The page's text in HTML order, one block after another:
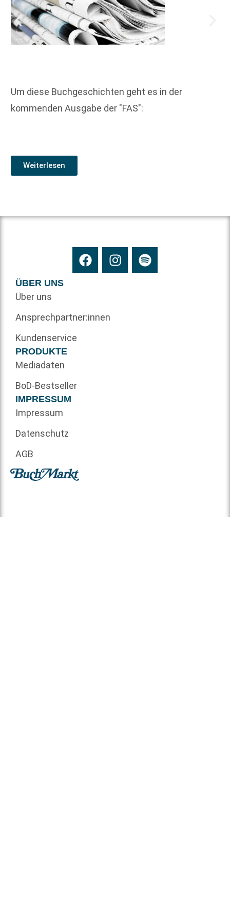
Um diese Buchgeschichten geht es in der
kommenden Ausgabe der "FAS":
Weiterlesen
ÜBER UNS
Über uns
Ansprechpartner:innen
Kundenservice
PRODUKTE
Mediadaten
BoD-Bestseller
IMPRESSUM
Impressum
Datenschutz
AGB